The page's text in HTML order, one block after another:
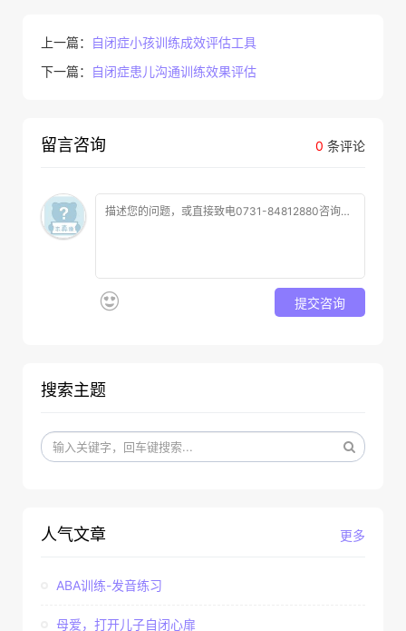
上一篇：
自闭症小孩训练成效评估工具
下一篇：
自闭症患儿沟通训练效果评估
0 条评论
留言咨询
提交咨询
搜索主题
更多
人气文章
ABA训练-发音练习
母爱，打开儿子自闭心扉